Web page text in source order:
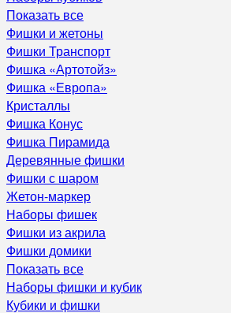
Показать все
Фишки и жетоны
Фишки Транспорт
Фишка «Артотойз»
Фишка «Европа»
Кристаллы
Фишка Конус
Фишка Пирамида
Деревянные фишки
Фишки с шаром
Жетон-маркер
Наборы фишек
Фишки из акрила
Фишки домики
Показать все
Наборы фишки и кубик
Кубики и фишки